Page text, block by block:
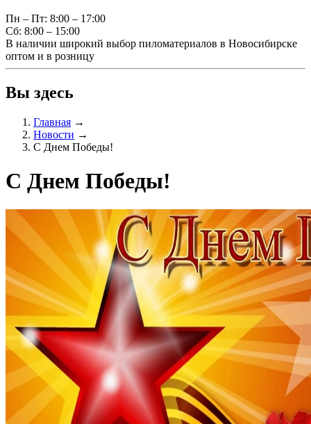
Пн – Пт: 8:00 – 17:00
Сб: 8:00 – 15:00
В наличии широкий выбор пиломатериалов в Новосибирске
оптом и в розницу
Вы здесь
Главная →
Новости →
С Днем Победы!
С Днем Победы!